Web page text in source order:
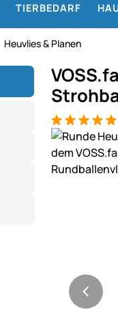
TIERBEDARF
Heuvlies & Planen
Bewertung:
2